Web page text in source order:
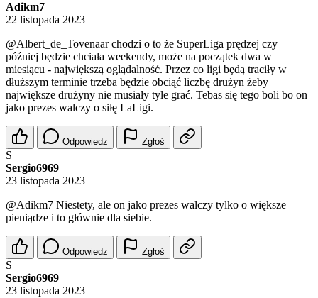
Adikm7
22 listopada 2023
@Albert_de_Tovenaarchodzi o to że SuperLiga prędzej czy
później będzie chciała weekendy, może na początek dwa w
miesiącu - największą oglądalność. Przez co ligi będą traciły w
dłuższym terminie trzeba będzie obciąć liczbę drużyn żeby
największe drużyny nie musiały tyle grać. Tebas się tego boli bo on
jako prezes walczy o siłę LaLigi.
Odpowiedz Zgłoś
S
Sergio6969
23 listopada 2023
@Adikm7 Niestety, ale on jako prezes walczy tylko o większe
pieniądze i to głównie dla siebie.
Odpowiedz Zgłoś
S
Sergio6969
23 listopada 2023